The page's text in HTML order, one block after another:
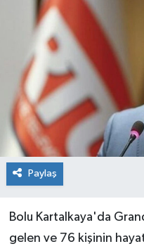
Paylaş
Bolu Kartalkaya'da
gelen ve 76 kişinin